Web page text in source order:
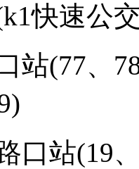
k1快速公
站(77、
)
口站(19